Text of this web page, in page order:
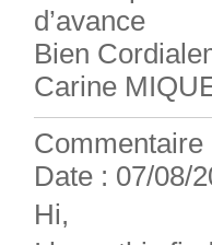
d’avance
Bien
Carine
Date : 07/08/
Hi,